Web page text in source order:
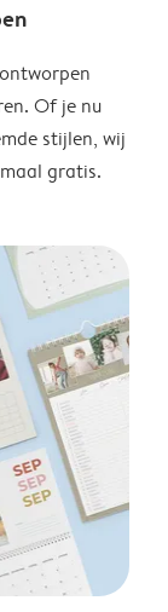
Of je nu
stijlen, wij
gratis.